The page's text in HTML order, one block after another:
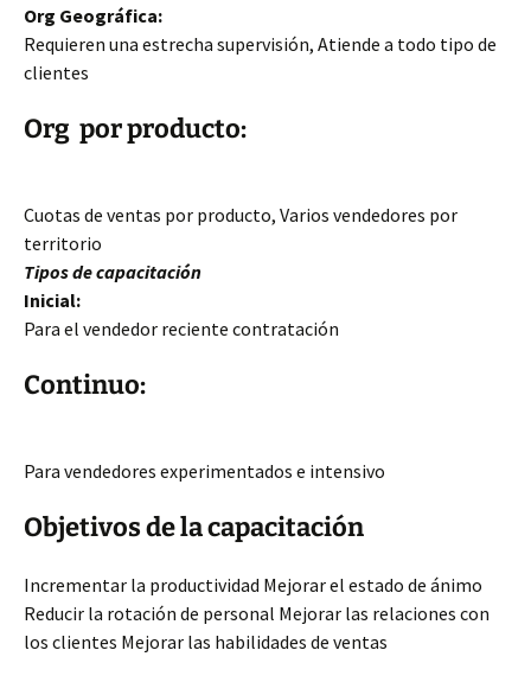
Org Geográfica:
Requieren una estrecha supervisión, Atiende a todo tipo de
clientes
Org por producto:
Cuotas de ventas por producto, Varios vendedores por
territorio
Tiposde capacitación
Inicial:
Para el vendedor reciente contratación
Continuo:
Para vendedores experimentados e intensivo
Objetivos de la capacitación
Incrementar la productividad Mejorar el estado de ánimo
Reducir la rotación de personal Mejorar las relaciones con
los clientes Mejorar las habilidades de ventas